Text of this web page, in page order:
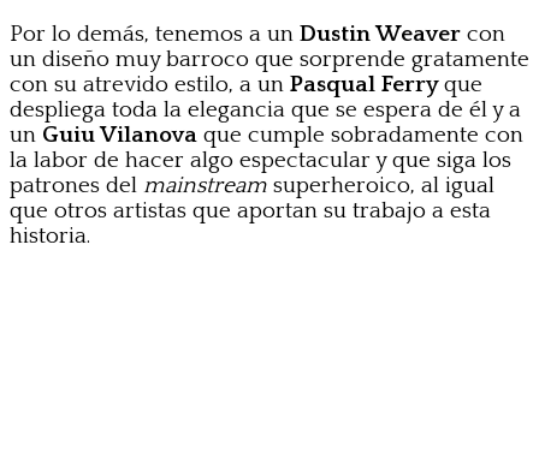
Por lo demás, tenemos a un Dustin Weaver con
un diseño muy barroco que sorprende gratamente
con su atrevido estilo, a un Pasqual Ferryque
despliega toda la elegancia que se espera de él y a
un Guiu Vilanova que cumple sobradamente con
la labor de hacer algo espectacular y que siga los
patrones del mainstream superheroico, al igual
que otros artistas que aportan su trabajo a esta
historia.